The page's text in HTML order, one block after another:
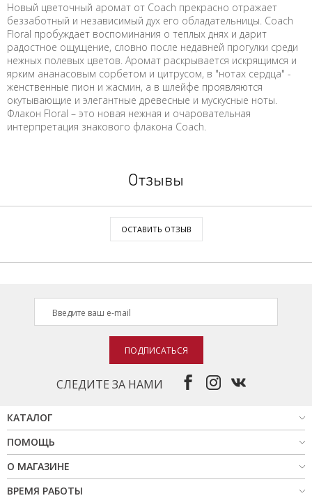
Новый цветочный аромат от Coach прекрасно отражает
беззаботный и независимый дух его обладательницы. Coach
Floral пробуждает воспоминания о теплых днях и дарит
радостное ощущение, словно после недавней прогулки среди
нежных полевых цветов. Аромат раскрывается искрящимся и
ярким ананасовым сорбетом и цитрусом, в "нотах сердца" -
женственные пион и жасмин, а в шлейфе проявляются
окутывающие и элегантные древесные и мускусные ноты.
Флакон Floral – это новая нежная и очаровательная
интерпретация знакового флакона Coach.
Отзывы
ОСТАВИТЬ ОТЗЫВ
СЛЕДИТЕ ЗА НАМИ
ПОДПИСАТЬСЯ
КАТАЛОГ
ПОМОЩЬ
О МАГАЗИНЕ
ВРЕМЯ РАБОТЫ